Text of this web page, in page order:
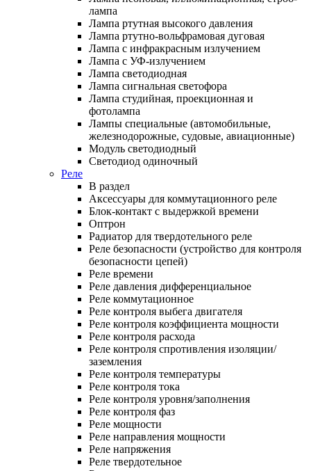
лампа
Лампа ртутная высокого давления
Лампа ртутно-вольфрамовая дуговая
Лампа с инфракрасным излучением
Лампа с УФ-излучением
Лампа светодиодная
Лампа сигнальная светофора
Лампа студийная, проекционная и
фотолампа
Лампы специальные (автомобильные,
железнодорожные, судовые, авиационные)
Модуль светодиодный
Светодиод одиночный
Реле
В раздел
Аксессуары для коммутационного реле
Блок-контакт с выдержкой времени
Оптрон
Радиатор для твердотельного реле
Реле безопасности (устройство для контроля
безопасности цепей)
Реле времени
Реле давления дифференциальное
Реле коммутационное
Реле контроля выбега двигателя
Реле контроля коэффициента мощности
Реле контроля расхода
Реле контроля спротивления изоляции/
заземления
Реле контроля температуры
Реле контроля тока
Реле контроля уровня/заполнения
Реле контроля фаз
Реле мощности
Реле направления мощности
Реле напряжения
Реле твердотельное